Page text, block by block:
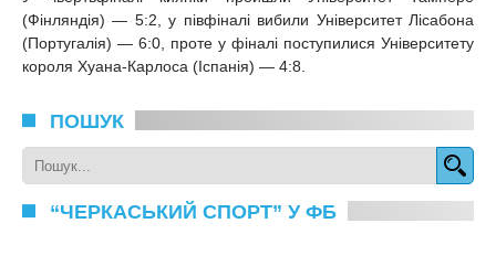
(Фінляндія) — 5:2, у півфіналі вибили Університет Лісабона
(Португалія) — 6:0, проте у фіналі поступилися Університету
короля Хуана-Карлоса (Іспанія) — 4:8.
ПОШУК
“ЧЕРКАСЬКИЙ СПОРТ” У ФБ